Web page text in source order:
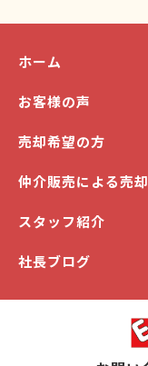
ホーム
お客様の声
売却希望の方
仲介販売による売却
スタッフ紹介
社長ブログ